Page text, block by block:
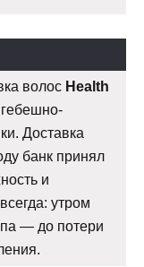
волос Health
Доставка
банк принял
и
утром
— до потери